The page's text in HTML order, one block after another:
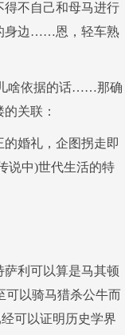
不自己和母马进行
身边……恩，轻车熟
啥依据的话……那确
关联：
婚礼，企图拐走即
说中)世代生活的特
利可以算是马其顿
可以骑马猎杀公牛而
可以证明历史学界